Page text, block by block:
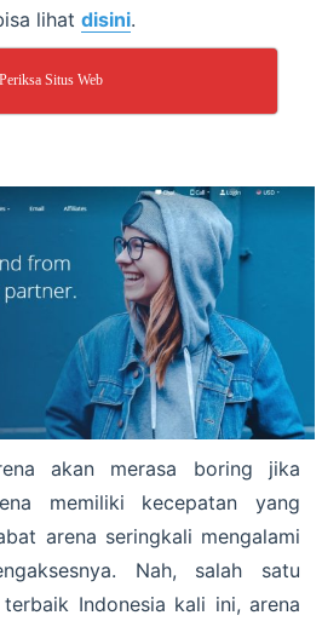
lihat disini.
Periksa Situs Web
akan merasa boring jika
memiliki kecepatan yang
arena seringkali mengalami
Nah, salah satu
Indonesia kali ini, arena